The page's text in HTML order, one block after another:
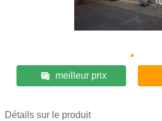
meilleur prix
Détails sur le produit